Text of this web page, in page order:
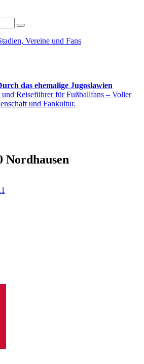
Vereine und Fans
das ehemalige Jugoslawien
Reiseführer für Fußballfans – Voller
und Fankultur.
Nordhausen